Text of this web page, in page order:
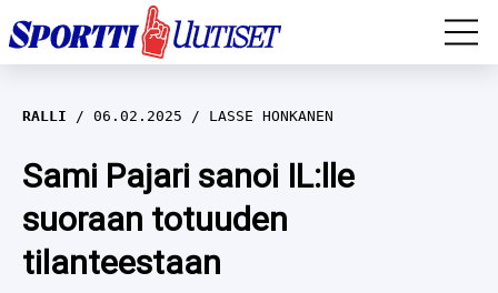
EM-YLEISURHEILU
JÄÄKIEKKO
YLEISURHEILU
WILMA HELTELÄ
TALVILAJIT
RALLI 06.02.2025 LASSE HONKANEN
Sami Pajari sanoi IL:lle
suoraan totuuden
tilanteestaan